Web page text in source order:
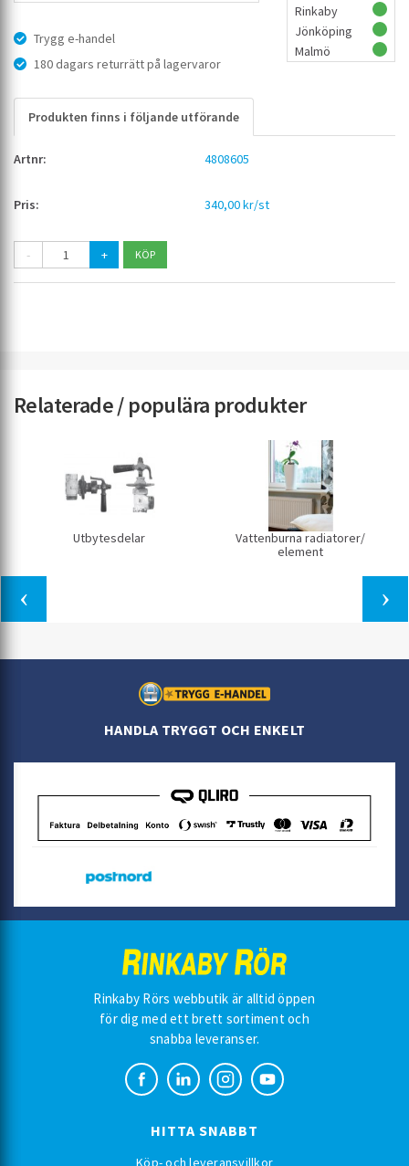
Trygg e-handel
180 dagars returrätt på lagervaror
Rinkaby
Jönköping
Malmö
Produkten finns i följande utförande
4808605
340,00 kr/st
- +
Relaterade / populära produkter
Utbytesdelar
Vattenburna radiatorer/
element
HANDLA TRYGGT OCH ENKELT
Rinkaby Rörs webbutik är alltid öppen
för dig med ett brett sortiment och
snabba leveranser.
HITTA SNABBT